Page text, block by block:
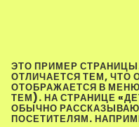
ЭТО ПРИМЕР
ОТЛИЧАЕТСЯ ТЕМ, ЧТО
ОТОБРАЖАЕТСЯ В
ТЕМ). НА СТРАНИЦЕ
ОБЫЧНО
ПОСЕТИТЕЛЯМ.